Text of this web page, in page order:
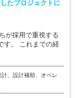
たプロジェクトに
用で重視する
す。 これまでの経
、設計補助、オペレ